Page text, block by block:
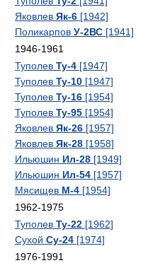
Яковлев Як-6 [1942]
Поликарпов У-2ВС [1941]
1946-1961
Туполев Ту-4 [1947]
Туполев Ту-10 [1947]
Туполев Ту-16 [1954]
Туполев Ту-95 [1954]
Яковлев Як-26 [1957]
Яковлев Як-28 [1958]
Ильюшин Ил-28 [1949]
Ильюшин Ил-54 [1957]
Мясищев М-4 [1954]
1962-1975
Туполев Ту-22 [1962]
Сухой Су-24 [1974]
1976-1991